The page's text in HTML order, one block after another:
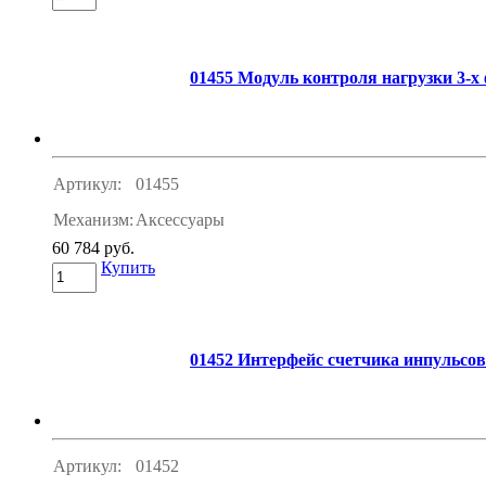
01455 Модуль контроля нагрузки 3-
Артикул:
01455
Механизм: Аксессуары
60 784 руб.
Купить
01452 Интерфейс счетчика
Артикул:
01452